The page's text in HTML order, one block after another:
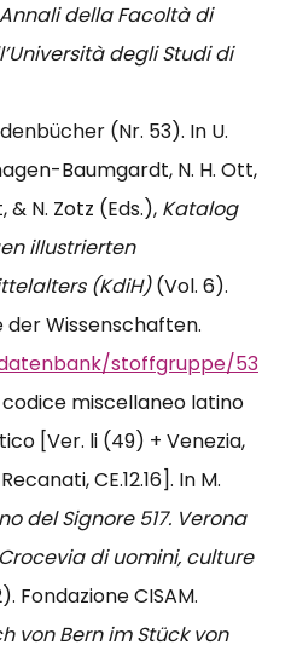
Annali della Facoltà di
degli Studi di
(Nr. 53). In U.
Baumgardt, N. H. Ott,
& N. Zotz (Eds.), Katalog
illustrierten
(KdiH)(Vol. 6).
der Wissenschaften.
stoffgruppe/53
codice miscellaneo latino
[Ver. li (49) + Venezia,
CE.12.16]. In M.
del Signore 517. Verona
di uomini, culture
Fondazione CISAM.
von Bern im Stück von